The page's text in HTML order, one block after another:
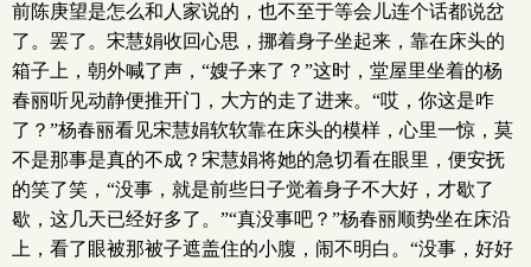
前陈庚望是怎么和人家说的，也不至于等会儿连个话都说岔
了。罢了。宋慧娟收回心思，挪着身子坐起来，靠在床头的
箱子上，朝外喊了声，“嫂子来了？”这时，堂屋里坐着的杨
春丽听见动静便推开门，大方的走了进来。“哎，你这是咋
了？”杨春丽看见宋慧娟软软靠在床头的模样，心里一惊，莫
不是那事是真的不成？宋慧娟将她的急切看在眼里，便安抚
的笑了笑，“没事，就是前些日子觉着身子不大好，才歇了
歇，这几天已经好多了。”“真没事吧？”杨春丽顺势坐在床沿
上，看了眼被那被子遮盖住的小腹，闹不明白。“没事，好好